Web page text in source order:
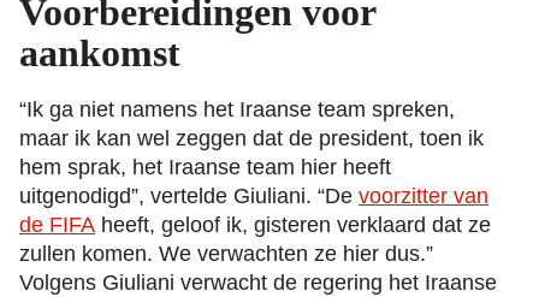
Voorbereidingen voor
aankomst
“Ik ga niet namens het Iraanse team spreken,
maar ik kan wel zeggen dat de president, toen ik
hem sprak, het Iraanse team hier heeft
uitgenodigd”, vertelde Giuliani. “De voorzitter van
de FIFA heeft, geloof ik, gisteren verklaard dat ze
zullen komen. We verwachten ze hier dus.”
Volgens Giuliani verwacht de regering het Iraanse